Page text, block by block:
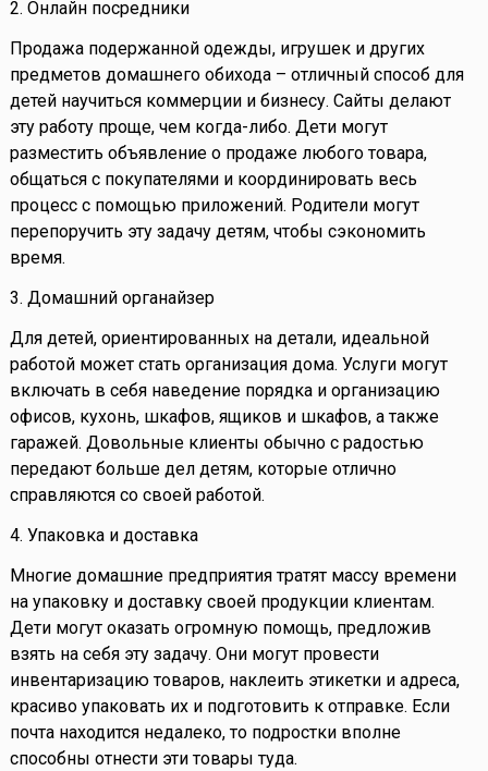
2. Онлайн посредники
Продажа подержанной одежды, игрушек и других
предметов домашнего обихода – отличный способ для
детей научиться коммерции и бизнесу. Сайты делают
эту работу проще, чем когда-либо. Дети могут
разместить объявление о продаже любого товара,
общаться с покупателями и координировать весь
процесс с помощью приложений. Родители могут
перепоручить эту задачу детям, чтобы сэкономить
время.
3. Домашний органайзер
Для детей, ориентированных на детали, идеальной
работой может стать организация дома. Услуги могут
включать в себя наведение порядка и организацию
офисов, кухонь, шкафов, ящиков и шкафов, а также
гаражей. Довольные клиенты обычно с радостью
передают больше дел детям, которые отлично
справляются со своей работой.
4. Упаковка и доставка
Многие домашние предприятия тратят массу времени
на упаковку и доставку своей продукции клиентам.
Дети могут оказать огромную помощь, предложив
взять на себя эту задачу. Они могут провести
инвентаризацию товаров, наклеить этикетки и адреса,
красиво упаковать их и подготовить к отправке. Если
почта находится недалеко, то подростки вполне
способны отнести эти товары туда.